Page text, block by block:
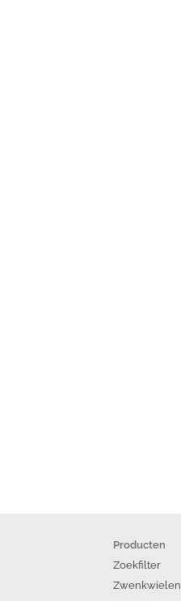
Producten
Zoekfilter
Zwenkwielen